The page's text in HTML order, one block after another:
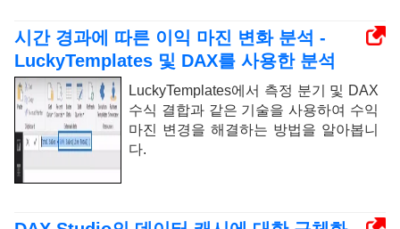
시간 경과에 따른 이익 마진 변화 분석 -
LuckyTemplates 및 DAX를 사용한 분석
LuckyTemplates에서 측정 분기 및 DAX
수식 결합과 같은 기술을 사용하여 수익
마진 변경을 해결하는 방법을 알아봅니
다.